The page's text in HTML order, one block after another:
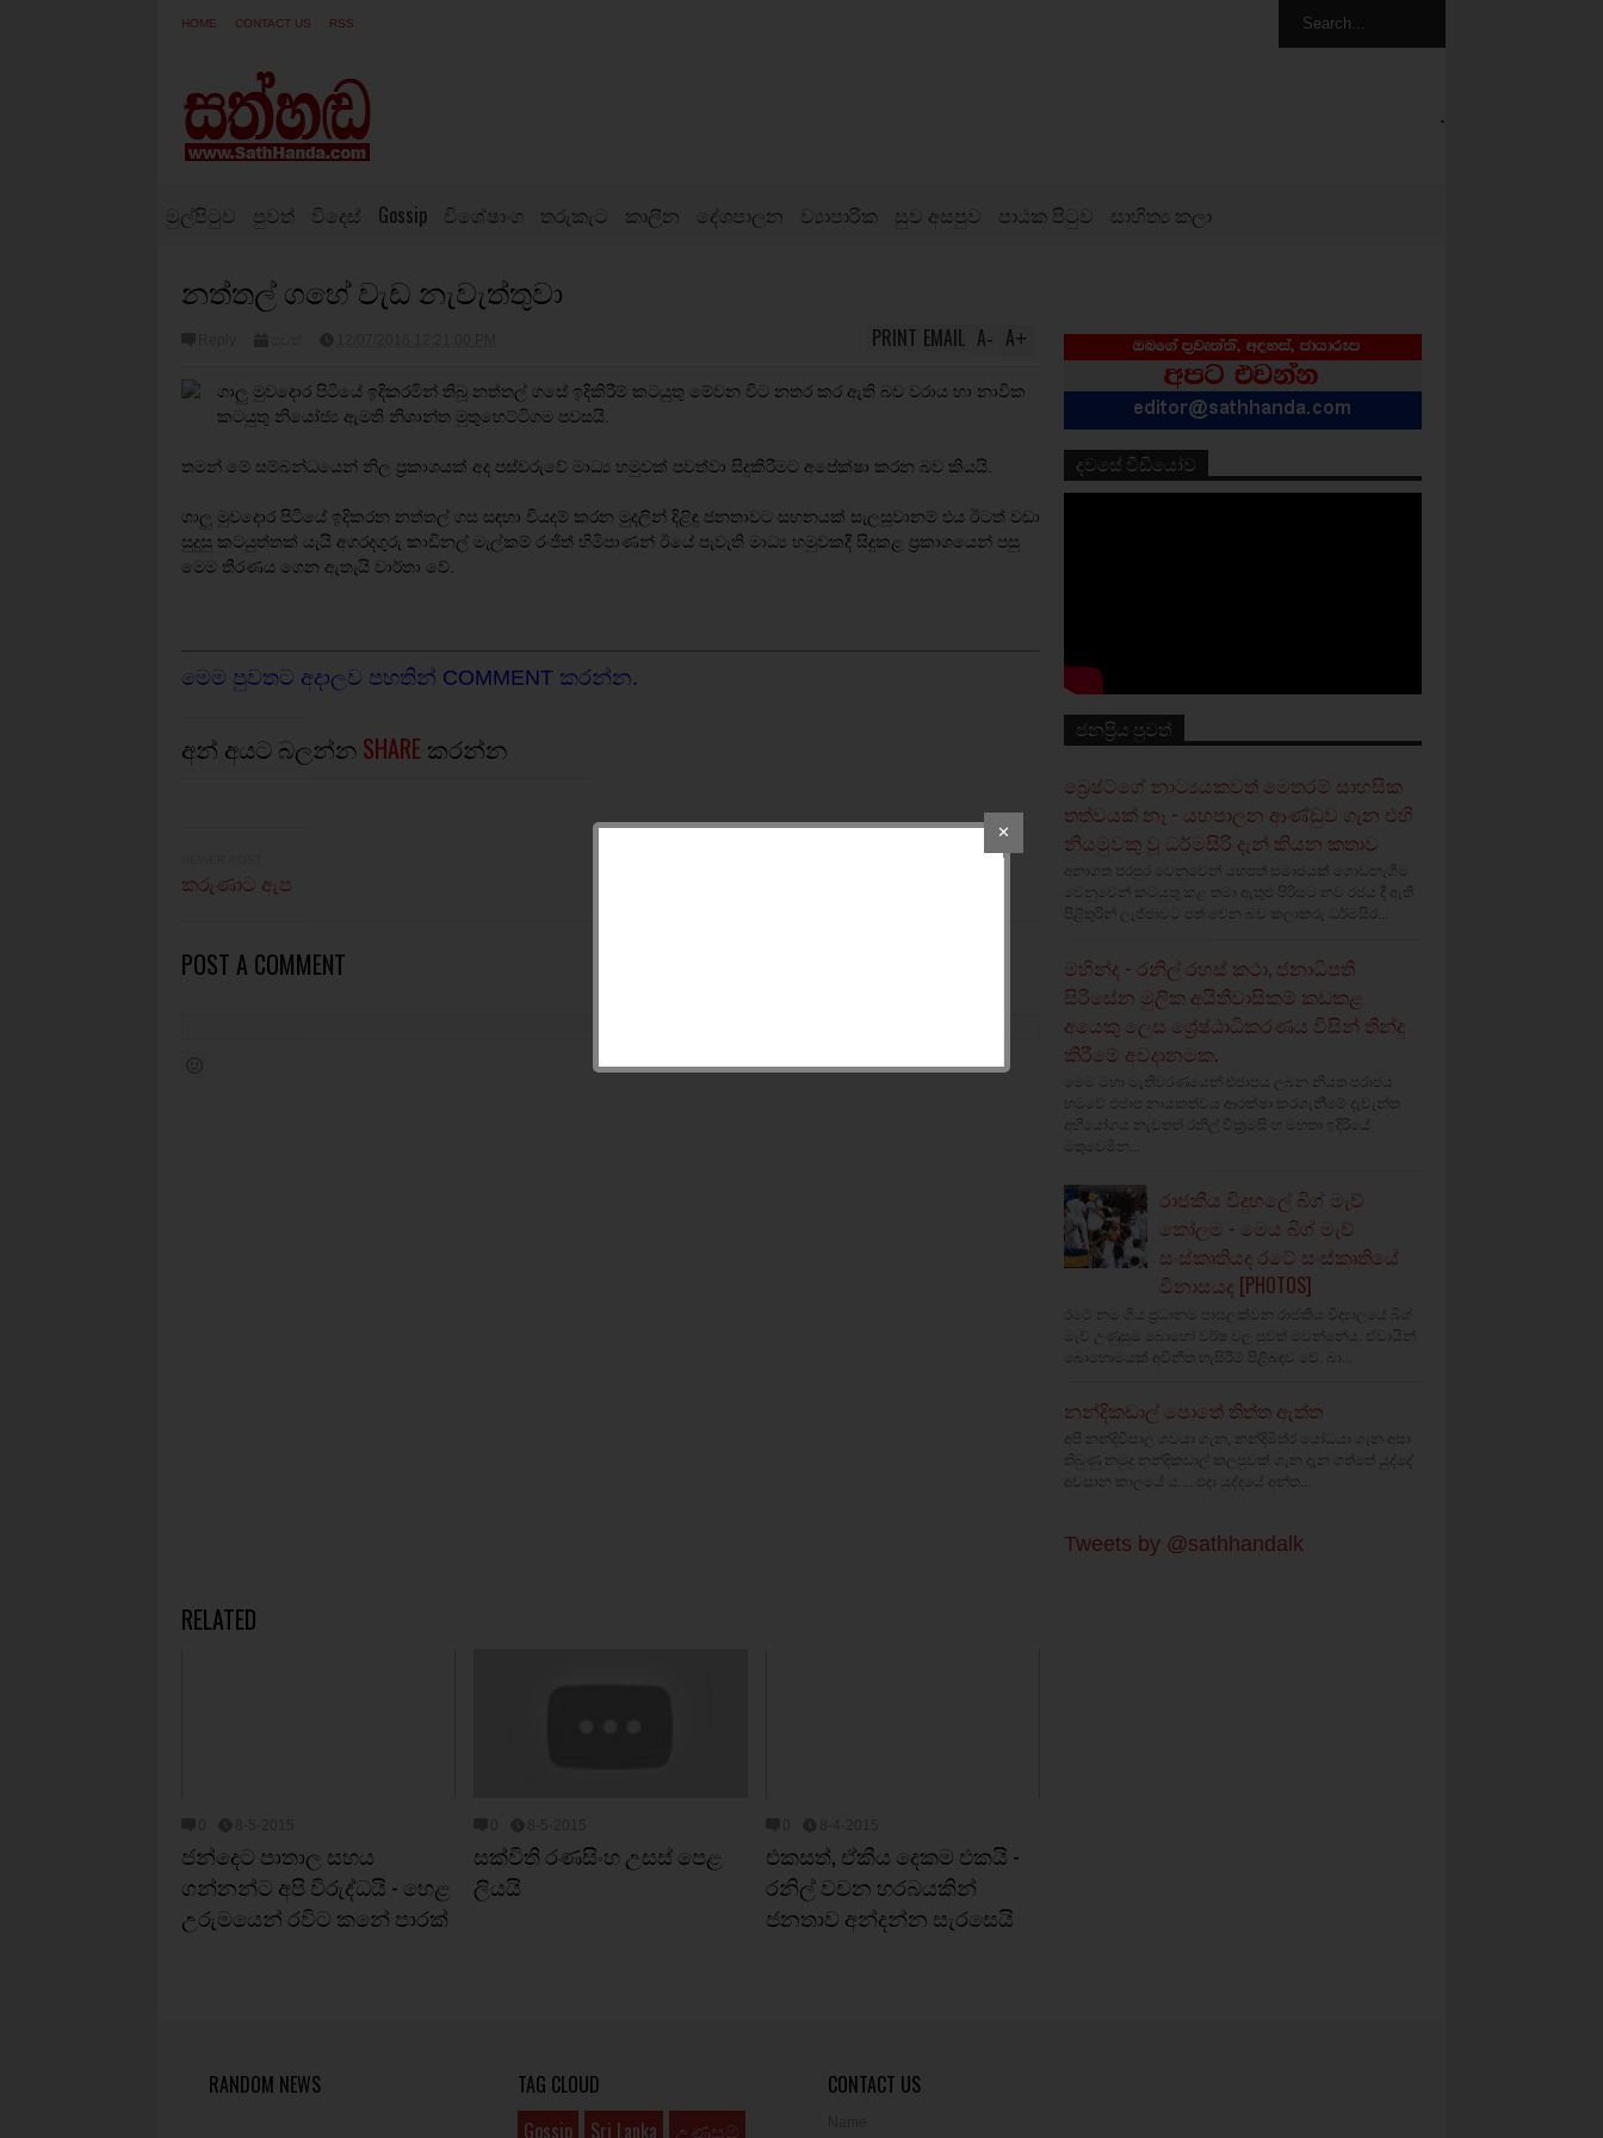
HOME CONTACT US RSS
.
මුල්පිටුව පුවත් විදෙස් Gossip විශේෂාංග තරුකැට කාලීන දේශපාලන ව්‍යාපාරික සුව අසපුව පාඨක පිටුව සාහිත්‍ය කලා
නත්තල් ගහේ වැඩ නැවැත්තුවා
A+
A-
EMAIL
PRINT
ගාලු මුවදොර පිටියේ ඉදිකරමින් තිබූ නත්තල් ගසේ ඉදිකිරීම් කටයුතු මේවන විට නතර කර ඇති බව වරාය හා නාවික
කටයුතු නියෝජ්‍ය ඇමති නිශාන්ත මුතුහෙට්ටිගම පවසයි.
තමන් මේ සම්බන්ධයෙන් නිල ප්‍රකාශයක් අද පස්වරුවේ මාධ්‍ය හමුවක් පවත්වා සිදුකිරීමට අපේක්ෂා කරන බව කියයි.
ගාලු මුවදොර පිටියේ ඉදිකරන නත්තල් ගස සඳහා වියදම් කරන මුදලින් දිළිඳු ජනතාවට සහනයක් සැලසූවානම් එය ඊටත් වඩා
සුදුසු කටයුත්තක් යැයි අගරදගුරු කාඩිනල් මැල්කම් රංජිත් හිමිපාණන් ඊයේ පැවැති මාධ්‍ය හමුවකදී සිදුකළ ප්‍රකාශයෙන් පසු
මෙම තීරණය ගෙන ඇතැයි වාර්තා වේ.
මෙම පුවතට අදාලව පහතින් COMMENT කරන්න.
අන් අයට බලන්න SHARE කරන්න
කරුණාට ඇප
POST A COMMENT
RELATED
ජන්දෙට පාතාල සහය
ගන්නන්ට අපි විරුද්ධයි - හෙළ
උරුමයෙන් රවිට කනේ පාරක්
සක්‌විති රණසිංහ උසස්‌ පෙළ
ලියයි
එකසත්, ඒකීය දෙකම එකයි -
රනිල් වචන හරබයකින්
ජනතාව අන්දන්න සැරසෙයි
දවසේ වීඩියෝව
ජනප්‍රිය පුවත්
බ්‍රෙෂ්ට්ගේ නාට්‍යයකවත් මෙතරම් සාහසික
තත්වයක් නෑ - යහපාලන ආණ්ඩුව ගැන එහි
නියමුවකු වූ ධර්මසිරි දැන් කියන කතාව
අනාගත පරපුර වෙනුවෙන් යහපත් සමාජයක් ගොඩනැගීම
වෙනුවෙන් කටයුතු කළ තමා ඇතුළු පිරිසට නව රජය දී ඇති
පිළිතුරින් ලැජ්ජාවට පත් වෙන බව කලාකරු ධර්මසිර...
මහින්ද - රනිල් රහස් කථා, ජනාධිපති
සිරිසේන මුලික අයිතිවාසිකම් කඩකළ
අයෙකු ලෙස ශ්‍රේෂ්ඨාධිකරණය විසින් තීන්දු
කිරීමේ අවදානමක.
මෙම මහා මැතිවරණයෙන් එජාපය ලබන නියත පරාජය
හමුවේ එජාප නායකත්වය ආරක්ෂා කරගැනීමේ දැවැන්ත
අභියෝගය නැවතත් රනිල් වික්‍රමසිංහ මහතා ඉදිරියේ
මතුවෙමින...
රාජකීය විදුහලේ බිග් මැච්
කෝලම - මෙය බිග් මැච්
සංස්කෘතියද රටේ සංස්කෘතියේ
විනාසයද [PHOTOS]
රටේ නම ගිය ප්‍රධානම පාසලක්වන රාජකීය විද්‍යාලයේ බිග්
මැච් උණුසුම බොහෝ වර්ෂ වල පුවත් මවන්නේය. ඒවායින්
බොහොමයක් අවිනීත හැසිරීම් පිළිබඳව වේ. බා...
නන්දිකඩාල් පොතේ තිත්ත ඇත්ත
අපි නන්දිවිසාල ගවයා ගැන, නන්දිමිත්ර යෝධයා ගැන අසා
තිබුණු නමුදු නන්දිකඩාල් කලපුවක් ගැන දැන ගත්තේ යුද්දේ
අවසාන කාලයේ ය.... එදා යුද්දයේ අන්ත...
Tweets by @sathhandalk
✕
RANDOM NEWS
TAG CLOUD
Gossip
Sri Lanka උණුසුම්
CONTACT US